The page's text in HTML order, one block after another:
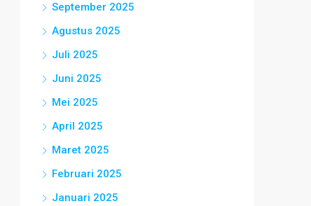
September 2025
Agustus 2025
Juli 2025
Juni 2025
Mei 2025
April 2025
Maret 2025
Februari 2025
Januari 2025